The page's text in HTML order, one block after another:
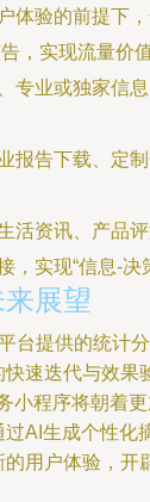
体验的前提下
，实现流量价值
专业或独家信
报告下载、定
活资讯、产品
实现“信息-决
展望
台提供的统计
速迭代与效果
小程序将朝着
AI生成个性化
用户体验，开